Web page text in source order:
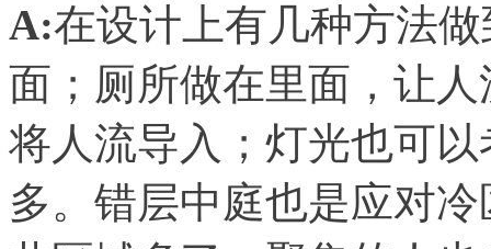
A:在设计上有几种方法
面；厕所做在里面，让
将人流导入；灯光也可
多。错层中庭也是应对